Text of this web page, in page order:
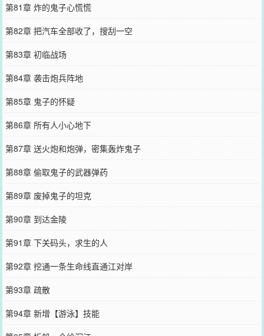
第81章 炸的鬼子心慌慌
第82章 把汽车全部收了，搜刮一空
第83章 初临战场
第84章 袭击炮兵阵地
第85章 鬼子的怀疑
第86章 所有人小心地下
第87章 送火炮和炮弹，密集轰炸鬼子
第88章 偷取鬼子的武器弹药
第89章 废掉鬼子的坦克
第90章 到达金陵
第91章 下关码头，求生的人
第92章 挖通一条生命线直通江对岸
第93章 疏散
第94章 新增【游泳】技能